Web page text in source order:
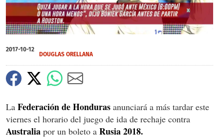
of
23
X
2017-10-12
DOUGLAS ORELLANA
La Federación de Honduras anunciará a más tardar este
viernes el horario del juego de ida de rechaje contra
Australia por un boleto a Rusia 2018.